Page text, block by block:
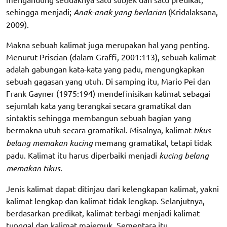
sehingga menjadi; Anak-anak yang berlarian (Kridalaksana,
2009).
Makna sebuah kalimat juga merupakan hal yang penting.
Menurut Priscian (dalam Graffi, 2001:113), sebuah kalimat
adalah gabungan kata-kata yang padu, mengungkapkan
sebuah gagasan yang utuh. Di samping itu, Mario Pei dan
Frank Gayner (1975:194) mendefinisikan kalimat sebagai
sejumlah kata yang terangkai secara gramatikal dan
sintaktis sehingga membangun sebuah bagian yang
bermakna utuh secara gramatikal. Misalnya, kalimat tikus
belang memakan kucingmemang gramatikal, tetapi tidak
padu. Kalimat itu harus diperbaiki menjadi kucing belang
memakan tikus.
Jenis kalimat dapat ditinjau dari kelengkapan kalimat, yakni
kalimat lengkap dan kalimat tidak lengkap. Selanjutnya,
berdasarkan predikat, kalimat terbagi menjadi kalimat
tunggal dan kalimat majemuk. Sementara itu,